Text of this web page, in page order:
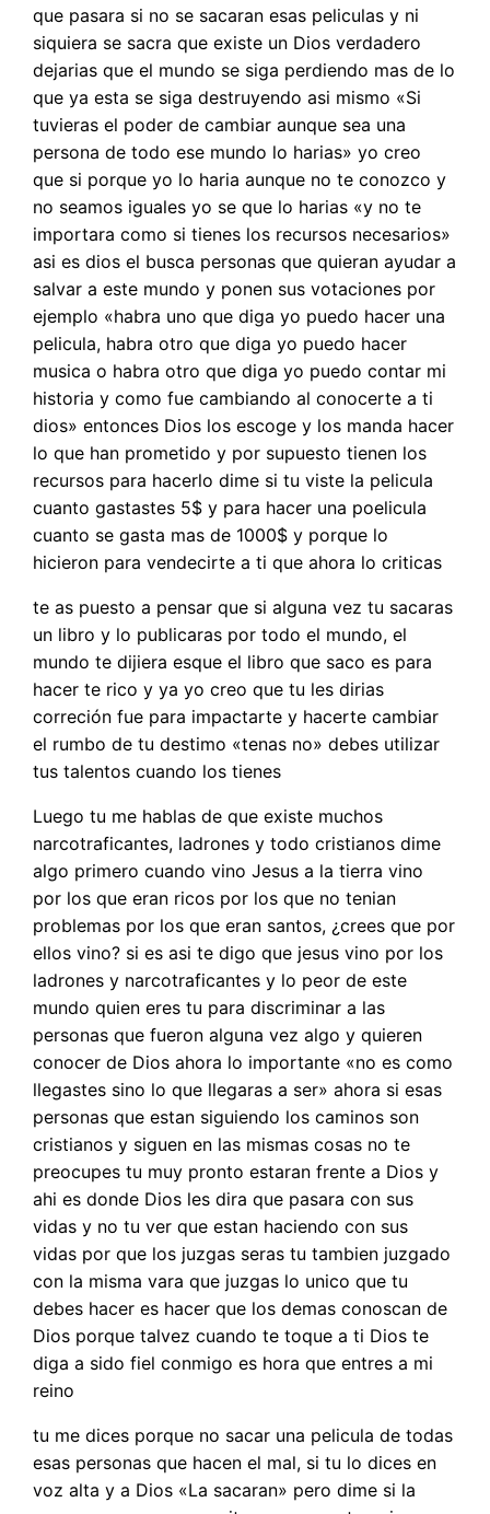
que pasara si no se sacaran esas peliculas y ni
siquiera se sacra que existe un Dios verdadero
dejarias que el mundo se siga perdiendo mas de lo
que ya esta se siga destruyendo asi mismo «Si
tuvieras el poder de cambiar aunque sea una
persona de todo ese mundo lo harias» yo creo
que si porque yo lo haria aunque no te conozco y
no seamos iguales yo se que lo harias «y no te
importara como si tienes los recursos necesarios»
asi es dios el busca personas que quieran ayudar a
salvar a este mundo y ponen sus votaciones por
ejemplo «habra uno que diga yo puedo hacer una
pelicula, habra otro que diga yo puedo hacer
musica o habra otro que diga yo puedo contar mi
historia y como fue cambiando al conocerte a ti
dios» entonces Dios los escoge y los manda hacer
lo que han prometido y por supuesto tienen los
recursos para hacerlo dime si tu viste la pelicula
cuanto gastastes 5$ y para hacer una poelicula
cuanto se gasta mas de 1000$ y porque lo
hicieron para vendecirte a ti que ahora lo criticas
te as puesto a pensar que si alguna vez tu sacaras
un libro y lo publicaras por todo el mundo, el
mundo te dijiera esque el libro que saco es para
hacer te rico y ya yo creo que tu les dirias
correción fue para impactarte y hacerte cambiar
el rumbo de tu destimo «tenas no» debes utilizar
tus talentos cuando los tienes
Luego tu me hablas de que existe muchos
narcotraficantes, ladrones y todo cristianos dime
algo primero cuando vino Jesus a la tierra vino
por los que eran ricos por los que no tenian
problemas por los que eran santos, ¿crees que por
ellos vino? si es asi te digo que jesus vino por los
ladrones y narcotraficantes y lo peor de este
mundo quien eres tu para discriminar a las
personas que fueron alguna vez algo y quieren
conocer de Dios ahora lo importante «no es como
llegastes sino lo que llegaras a ser» ahora si esas
personas que estan siguiendo los caminos son
cristianos y siguen en las mismas cosas no te
preocupes tu muy pronto estaran frente a Dios y
ahi es donde Dios les dira que pasara con sus
vidas y no tu ver que estan haciendo con sus
vidas por que los juzgas seras tu tambien juzgado
con la misma vara que juzgas lo unico que tu
debes hacer es hacer que los demas conoscan de
Dios porque talvez cuando te toque a ti Dios te
diga a sido fiel conmigo es hora que entres a mi
reino
tu me dices porque no sacar una pelicula de todas
esas personas que hacen el mal, si tu lo dices en
voz alta y a Dios «La sacaran» pero dime si la